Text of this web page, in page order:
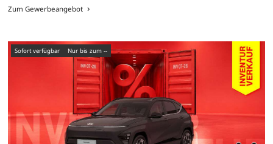
Zum Gewerbeangebot
sofort verfügbar nur bis zum --